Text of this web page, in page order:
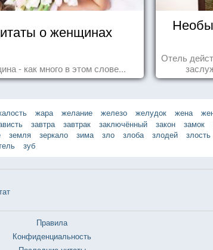
о женщинах
- как много в этом слове...
Отель
жара желание железо желудок жена
завтра завтрак заключённый закон замок
земля зеркало зима зло злоба злодей злость
зуб
Правила
Конфиденциальность